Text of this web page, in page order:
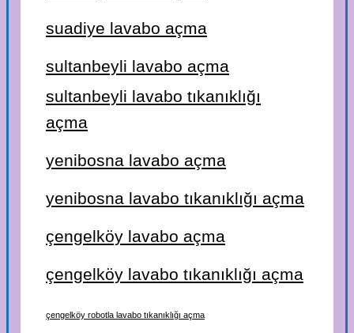
suadiye lavabo açma
sultanbeyli lavabo açma
sultanbeyli lavabo tıkanıklığı
açma
yenibosna lavabo açma
yenibosna lavabo tıkanıklığı açma
çengelköy lavabo açma
çengelköy lavabo tıkanıklığı açma
çengelköy robotla lavabo tıkanıklığı açma